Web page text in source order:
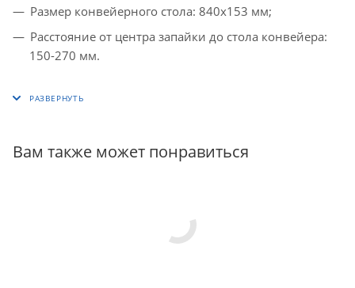
Размер конвейерного стола: 840х153 мм;
Расстояние от центра запайки до стола конвейера:
150-270 мм.
Вам также может понравиться